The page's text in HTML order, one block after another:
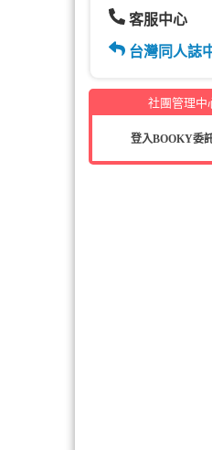
客服中心
台灣同人誌
社團管理中
登入BOOKY委